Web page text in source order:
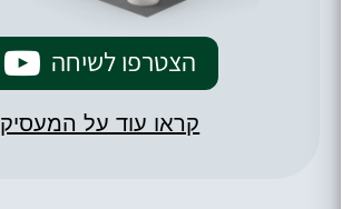
הצטרפו לשיחה
קראו עוד על המעסיק